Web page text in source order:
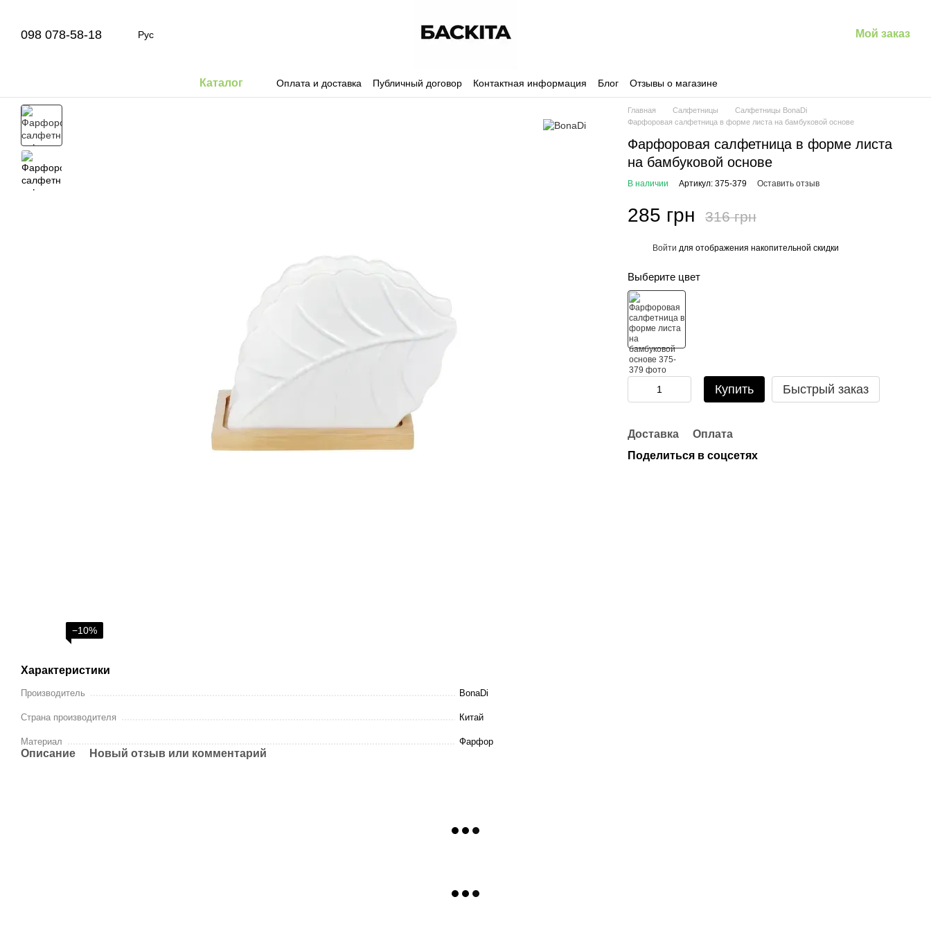
098 078-58-18 Рус Мой заказ
Каталог Оплата и доставка Публичный договор Контактная информация Блог Отзывы о магазине
−10%
Характеристики
Производитель BonaDi
Страна производителя Китай
Материал Фарфор
Описание Новый отзыв или комментарий
Главная Салфетницы
Салфетницы BonaDi
Фарфоровая салфетница в форме листа на бамбуковой основе
Фарфоровая салфетница в форме листа
на бамбуковой основе
В наличии Артикул: 375-379 Оставить отзыв
285 грн 316 грн
Войти для отображения накопительной скидки
Выберите цвет
Купить Быстрый заказ
Доставка
Оплата
Поделиться в соцсетях